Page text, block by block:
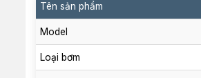
Tên sản phẩm
Model
Loại bơm